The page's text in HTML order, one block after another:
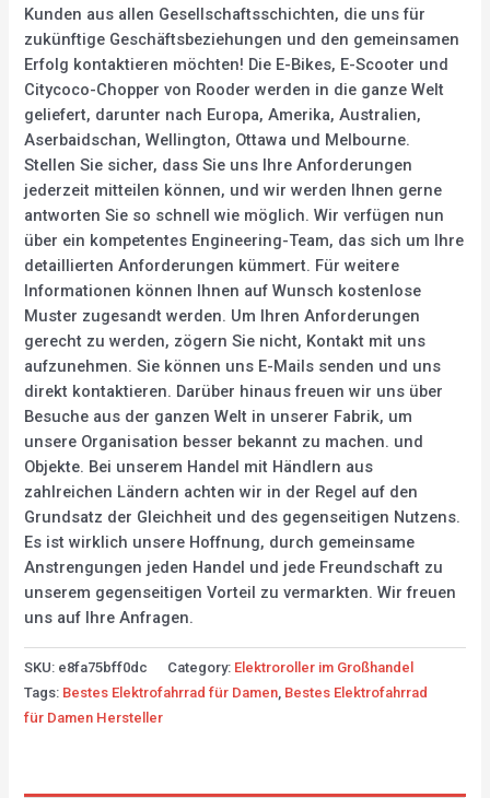
Kunden aus allen Gesellschaftsschichten, die uns für
zukünftige Geschäftsbeziehungen und den gemeinsamen
Erfolg kontaktieren möchten! Die E-Bikes, E-Scooter und
Citycoco-Chopper von Rooder werden in die ganze Welt
geliefert, darunter nach Europa, Amerika, Australien,
Aserbaidschan, Wellington, Ottawa und Melbourne.
Stellen Sie sicher, dass Sie uns Ihre Anforderungen
jederzeit mitteilen können, und wir werden Ihnen gerne
antworten Sie so schnell wie möglich. Wir verfügen nun
über ein kompetentes Engineering-Team, das sich um Ihre
detaillierten Anforderungen kümmert. Für weitere
Informationen können Ihnen auf Wunsch kostenlose
Muster zugesandt werden. Um Ihren Anforderungen
gerecht zu werden, zögern Sie nicht, Kontakt mit uns
aufzunehmen. Sie können uns E-Mails senden und uns
direkt kontaktieren. Darüber hinaus freuen wir uns über
Besuche aus der ganzen Welt in unserer Fabrik, um
unsere Organisation besser bekannt zu machen. und
Objekte. Bei unserem Handel mit Händlern aus
zahlreichen Ländern achten wir in der Regel auf den
Grundsatz der Gleichheit und des gegenseitigen Nutzens.
Es ist wirklich unsere Hoffnung, durch gemeinsame
Anstrengungen jeden Handel und jede Freundschaft zu
unserem gegenseitigen Vorteil zu vermarkten. Wir freuen
uns auf Ihre Anfragen.
SKU: e8fa75bff0dc Category: Elektroroller im Großhandel
Tags: Bestes Elektrofahrrad für Damen, Bestes Elektrofahrrad
für Damen Hersteller